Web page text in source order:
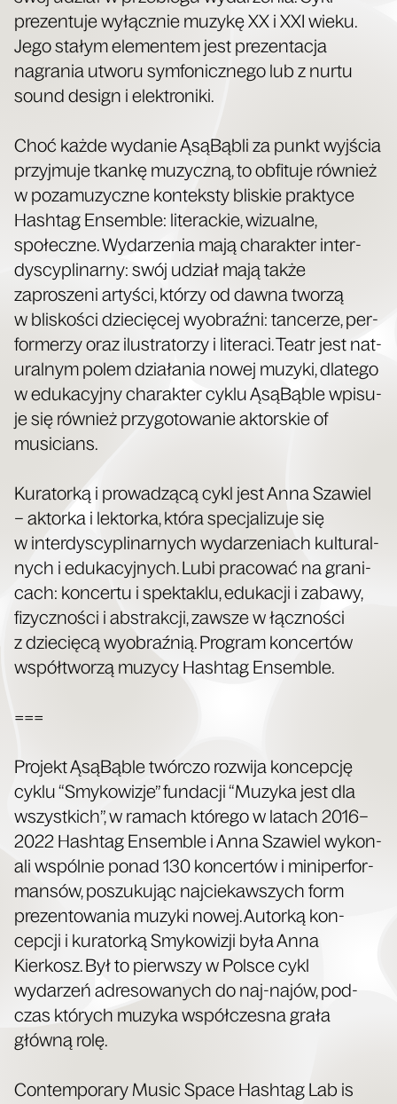
prezen­tu­je wyłącznie muzykę XX i XXI wieku.
Jego stałym ele­mentem jest prezen­tac­ja
nagra­nia utworu sym­fon­icznego lub z nur­tu
sound design i elektroniki.
Choć każde wydanie ĄsąBąbli za punkt wyjś­cia
przyj­mu­je tkankę muzy­czną, to obfi­tu­je również
w poza­muzy­czne kon­tek­sty bliskie prak­tyce
Hash­tag Ensem­ble: lit­er­ack­ie, wiz­ualne,
społeczne. Wydarzenia mają charak­ter inter­
dyscy­pli­narny: swój udzi­ał mają także
zaproszeni artyś­ci, którzy od daw­na tworzą
w bliskoś­ci dziecięcej wyobraźni: tancerze, per­
formerzy oraz ilus­tra­torzy i lit­eraci. Teatr jest nat­
u­ral­nym polem dzi­ała­nia nowej muzy­ki, dlat­ego
w eduka­cyjny charak­ter cyk­lu ĄsąBąble wpisu­
je się również przy­go­towanie aktorskie of
musicians.
Kura­torką i prowadzącą cykl jest Anna Sza­w­iel
– aktor­ka i lek­tor­ka, która spec­jal­izu­je się
w inter­dyscy­pli­narnych wydarzeni­ach kul­tur­al­
nych i eduka­cyjnych. Lubi pra­cow­ać na grani­
cach: kon­cer­tu i spek­tak­lu, edukacji i zabawy,
fizy­cznoś­ci i abstrakcji, zawsze w łącznoś­ci
z dziecięcą wyobraźnią. Pro­gram kon­certów
współt­worzą muzy­cy Hash­tag Ensemble.
===
Pro­jekt ĄsąBąble twór­c­zo rozwi­ja kon­cepcję
cyk­lu “Smykow­iz­je” fun­dacji “Muzy­ka jest dla
wszys­t­kich”, w ramach którego w lat­ach 2016–
2022 Hash­tag Ensem­ble i Anna Sza­w­iel wykon­
ali wspól­nie pon­ad 130 kon­certów i miniper­for­
man­sów, poszuku­jąc naj­ciekawszych form
prezen­towa­nia muzy­ki nowej. Autorką kon­
cepcji i kura­torką Smykow­iz­ji była Anna
Kierkosz. Był to pier­wszy w Polsce cykl
wydarzeń adresowanych do naj-najów, pod­
czas których muzy­ka współczes­na grała
główną rolę.
Con­tem­po­rary Music Space Hash­tag Lab is